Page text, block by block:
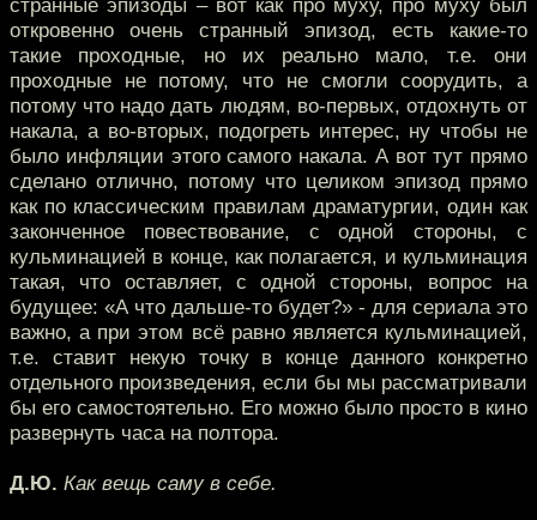
странные эпизоды – вот как про муху, про муху был
откровенно очень странный эпизод, есть какие-то
такие проходные, но их реально мало, т.е. они
проходные не потому, что не смогли соорудить, а
потому что надо дать людям, во-первых, отдохнуть от
накала, а во-вторых, подогреть интерес, ну чтобы не
было инфляции этого самого накала. А вот тут прямо
сделано отлично, потому что целиком эпизод прямо
как по классическим правилам драматургии, один как
законченное повествование, с одной стороны, с
кульминацией в конце, как полагается, и кульминация
такая, что оставляет, с одной стороны, вопрос на
будущее: «А что дальше-то будет?» - для сериала это
важно, а при этом всё равно является кульминацией,
т.е. ставит некую точку в конце данного конкретно
отдельного произведения, если бы мы рассматривали
бы его самостоятельно. Его можно было просто в кино
развернуть часа на полтора.
Д.Ю. Как вещь саму в себе.